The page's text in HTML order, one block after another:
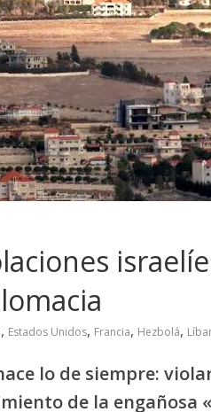
, Estados Unidos, Francia, Hezbolá,
lo de siempre:
de la engañosa